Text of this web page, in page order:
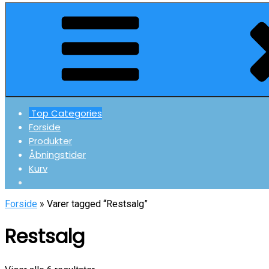
Top Categories
Forside
Produkter
Åbningstider
Kurv
Forside » Varer tagged “Restsalg”
Restsalg